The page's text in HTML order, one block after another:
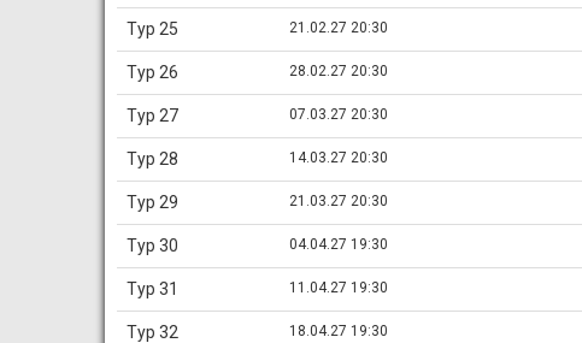
Тур 25 21.02.27 20:30
Тур 26 28.02.27 20:30
Тур 27 07.03.27 20:30
Тур 28 14.03.27 20:30
Тур 29 21.03.27 20:30
Тур 30 04.04.27 19:30
Тур 31 11.04.27 19:30
Тур 32 18.04.27 19:30